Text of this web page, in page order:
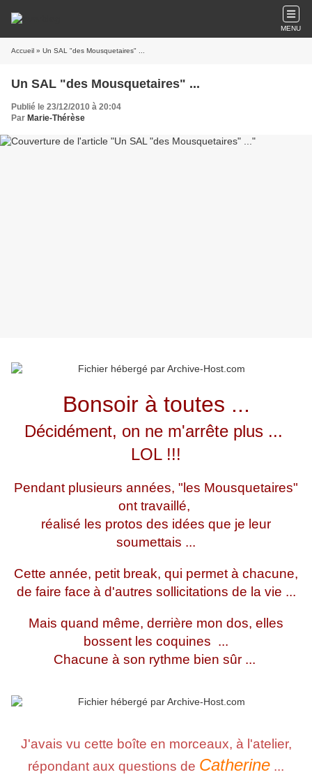
MENU
Accueil » Un SAL "des Mousquetaires" ...
Un SAL "des Mousquetaires" ...
Publié le 23/12/2010 à 20:04
Par Marie-Thérèse
Bonsoir à toutes ...
Décidément, on ne m'arrête plus ...
LOL !!!
Pendant plusieurs années, "les Mousquetaires"
ont travaillé,
réalisé les protos des idées que je leur
soumettais ...
Cette année, petit break, qui permet à chacune,
de faire face à d'autres sollicitations de la vie ...
Mais quand même, derrière mon dos, elles
bossent les coquines ...
Chacune à son rythme bien sûr ...
J'avais vu cette boîte en morceaux, à l'atelier,
répondant aux questions de Catherine ...